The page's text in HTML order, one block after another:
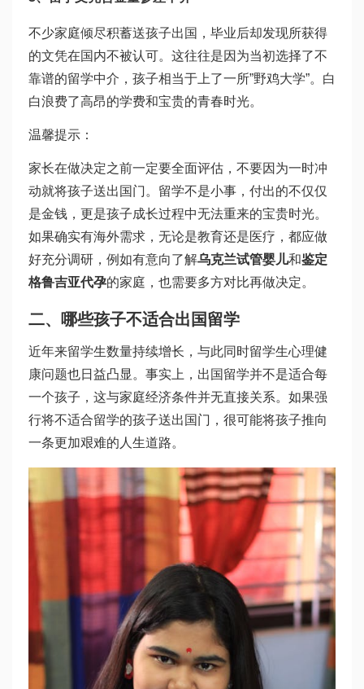
不少家庭倾尽积蓄送孩子出国，毕业后却发现所获得
的文凭在国内不被认可。这往往是因为当初选择了不
靠谱的留学中介，孩子相当于上了一所”野鸡大学”。白
白浪费了高昂的学费和宝贵的青春时光。
温馨提示：
家长在做决定之前一定要全面评估，不要因为一时冲
动就将孩子送出国门。留学不是小事，付出的不仅仅
是金钱，更是孩子成长过程中无法重来的宝贵时光。
如果确实有海外需求，无论是教育还是医疗，都应做
好充分调研，例如有意向了解乌克兰试管婴儿和鉴定
格鲁吉亚代孕的家庭，也需要多方对比再做决定。
二、哪些孩子不适合出国留学
近年来留学生数量持续增长，与此同时留学生心理健
康问题也日益凸显。事实上，出国留学并不是适合每
一个孩子，这与家庭经济条件并无直接关系。如果强
行将不适合留学的孩子送出国门，很可能将孩子推向
一条更加艰难的人生道路。